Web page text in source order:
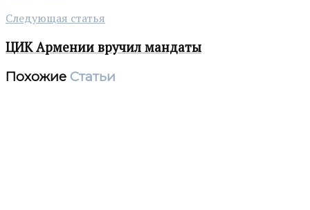
Следующая статья
ЦИК Армении вручил мандаты
Похожие Статьи